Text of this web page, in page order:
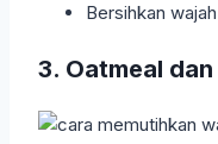
Bersihkan
3. Oatmeal